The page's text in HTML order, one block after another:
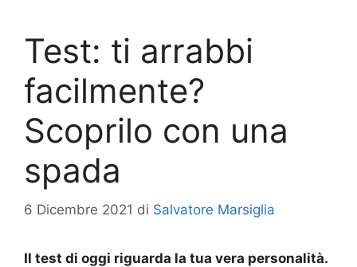
Test: ti arrabbi
facilmente?
Scoprilo con una
spada
6 Dicembre 2021 di Salvatore Marsiglia
Il test di oggi riguarda la tua vera personalità.